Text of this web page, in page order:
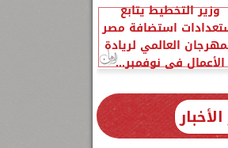
وزير التخطيط يتابع
استضافة مصر
العالمي لريادة
الأعمال في نوفمبر...